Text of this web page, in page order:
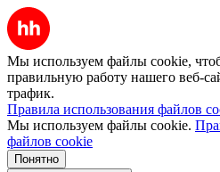
Мы используем файлы cookie,
правильную работу нашего веб-
трафик.
Правила использования файлов
Мы используем файлы cookie.
файлов cookie
Понятно